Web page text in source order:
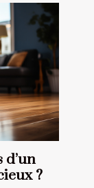
d’un
?